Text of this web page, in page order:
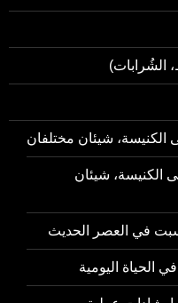
إلى الكنيسة، شيئان